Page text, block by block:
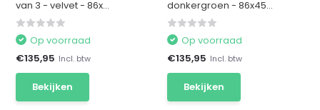
van 3 - velvet - 86x...
Op voorraad
€135,95 Incl. btw
Bekijken
donkergroen - 86x45...
Op voorraad
€135,95 Incl. btw
Bekijken